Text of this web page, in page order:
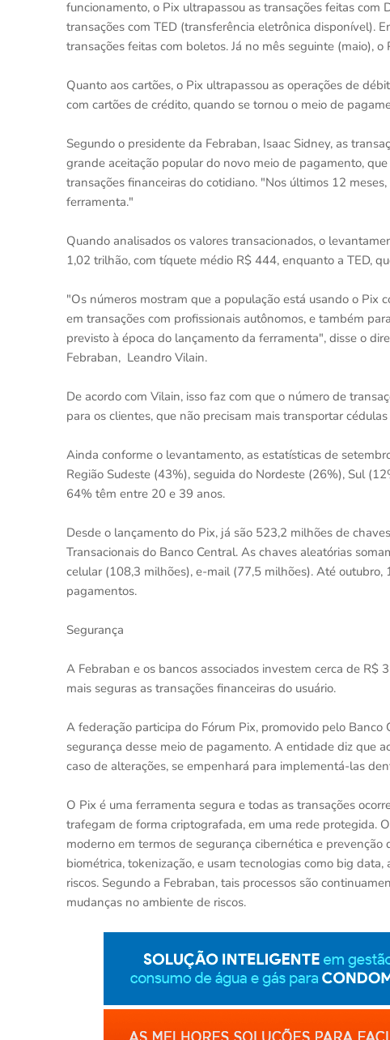
funcionamento, o Pix ultrapassou as transações feitas
transações com TED (transferência eletrônica disponível).
transações feitas com boletos. Já no mês seguinte (maio),
Quanto aos cartões, o Pix ultrapassou as operações de
com cartões de crédito, quando se tornou o meio de
Segundo o presidente da Febraban, Isaac Sidney, as
grande aceitação popular do novo meio de pagamento,
transações financeiras do cotidiano. "Nos últimos 12
ferramenta."
Quando analisados os valores transacionados, o
1,02 trilhão, com tíquete médio R$ 444, enquanto a TED,
"Os números mostram que a população está usando o Pix
em transações com profissionais autônomos, e também
previsto à época do lançamento da ferramenta", disse o
Febraban, Leandro Vilain.
De acordo com Vilain, isso faz com que o número de
para os clientes, que não precisam mais transportar
Ainda conforme o levantamento, as estatísticas de
Região Sudeste (43%), seguida do Nordeste (26%), Sul
64% têm entre 20 e 39 anos.
Desde o lançamento do Pix, já são 523,2 milhões de
Transacionais do Banco Central. As chaves aleatórias
celular (108,3 milhões), e-mail (77,5 milhões). Até
pagamentos.
Segurança
A Febraban e os bancos associados investem cerca de
mais seguras as transações financeiras do usuário.
A federação participa do Fórum Pix, promovido pelo
segurança desse meio de pagamento. A entidade diz que
caso de alterações, se empenhará para implementá-las
O Pix é uma ferramenta segura e todas as transações
trafegam de forma criptografada, em uma rede protegida.
moderno em termos de segurança cibernética e
biométrica, tokenização, e usam tecnologias como big
riscos. Segundo a Febraban, tais processos são
mudanças no ambiente de riscos.